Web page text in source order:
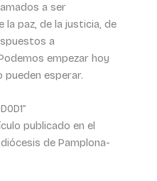
a ser
paz, de la justicia, de
a
empezar hoy
pueden esperar.
publicado en el
de Pamplona-